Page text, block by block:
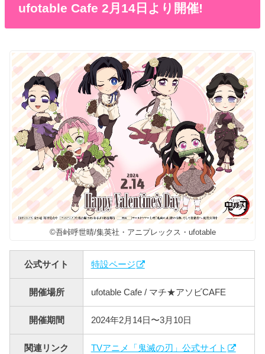
ufotable Cafe 2月14日より開催!
©吾峠呼世晴/集英社・アニプレックス・ufotable
公式サイト 特設ページ
開催場所 ufotable Cafe / マチ★アソビCAFE
開催期間 2024年2月14日〜3月10日
関連リンク TVアニメ「鬼滅の刃」公式サイト